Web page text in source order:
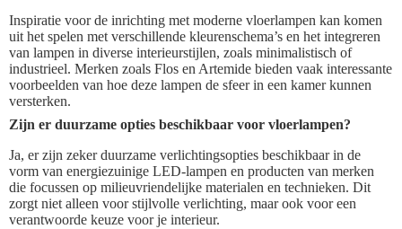
Inspiratie voor de inrichting met moderne vloerlampen kan komen
uit het spelen met verschillende kleurenschema’s en het integreren
van lampen in diverse interieurstijlen, zoals minimalistisch of
industrieel. Merken zoals Flos en Artemide bieden vaak interessante
voorbeelden van hoe deze lampen de sfeer in een kamer kunnen
versterken.
Zijn er duurzame opties beschikbaar voor vloerlampen?
Ja, er zijn zeker duurzame verlichtingsopties beschikbaar in de
vorm van energiezuinige LED-lampen en producten van merken
die focussen op milieuvriendelijke materialen en technieken. Dit
zorgt niet alleen voor stijlvolle verlichting, maar ook voor een
verantwoorde keuze voor je interieur.